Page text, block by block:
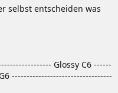
selbst entscheiden was
Glossy C6 ------
----------------------------------